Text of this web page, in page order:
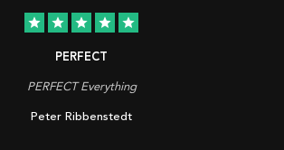
star star star star star
PERFECT
PERFECT Everything
Peter Ribbenstedt